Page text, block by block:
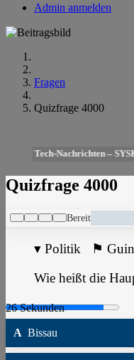
Admin anmelden
Fragen
Quizfrage 4000
Tech-Nachrichten –
Quizfrage 4000
Bereit
▾ Politik ⚑
Wie heißt die
A Bissau